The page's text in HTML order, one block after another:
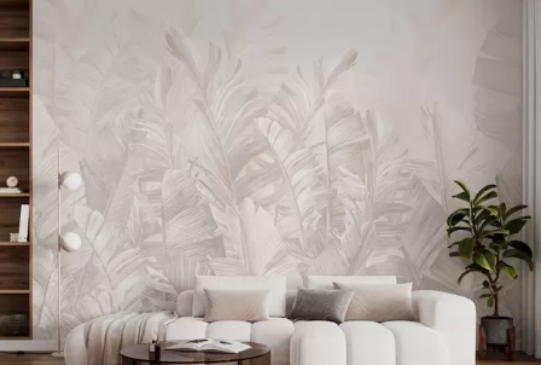
Premium vinil
.00 39 €/m²
Peel and Stick
81 .67 49 .00€ /m²